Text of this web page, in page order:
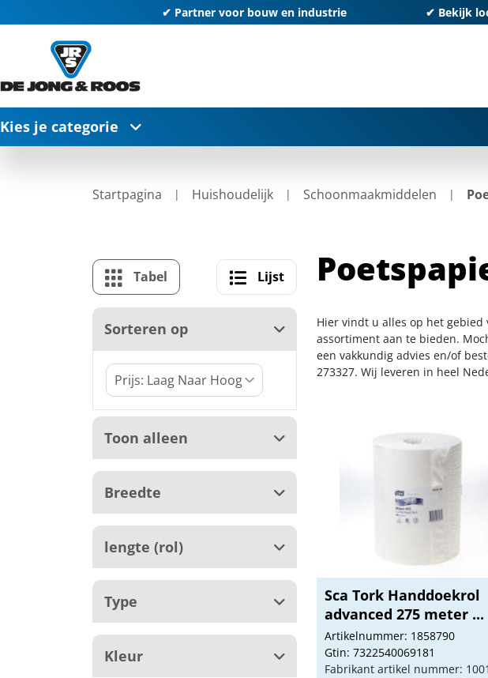
✔ Partner voor bouw en industrie ✔ Bekijk
Kies je categorie
Startpagina Huishoudelijk Schoonmaakmiddelen
Tabel Lijst
Sorteren op
Toon alleen
Breedte
lengte (rol)
Type
Kleur
Hier vindt u alles op het gebied
assortiment aan te bieden.
een vakkundig advies en/of
273327. Wij leveren in heel
Sca Tork Handdoekrol
advanced 275 meter ...
Artikelnummer: 1858790
Gtin: 7322540069181
Fabrikant artikel nummer: